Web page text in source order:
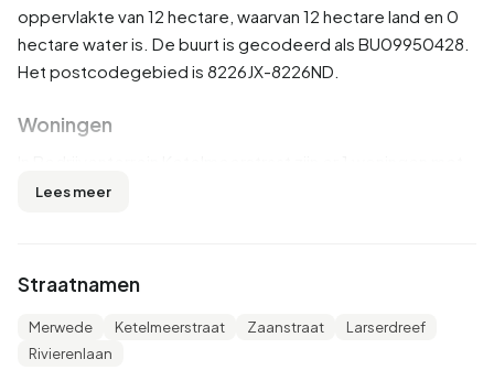
oppervlakte van 12 hectare, waarvan 12 hectare land en 0
hectare water is. De buurt is gecodeerd als BU09950428.
Het postcodegebied is 8226JX-8226ND.
Woningen
een gemiddelde WOZ-waarde van €57.640. Hiervan is
huurwoningen en 55% koopwoningen. Van de woningen is
55% in particulier bezit, 41% in handen van
woningcorporaties en 5% van overige verhuurders. De
Lees meer
Straatnamen
Merwede Ketelmeerstraat Zaanstraat
Larserdreef
Rivierenlaan